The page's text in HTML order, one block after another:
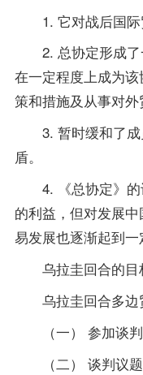
1. 它对战后国际
2. 总协定形成了
在一定程度上成为
策和措施及从事对外
3. 暂时缓和了成
盾。
4. 《总协定》的
的利益，但对发展
易发展也逐渐起到一
乌拉圭回合的目
乌拉圭回合多边
（一） 参加谈判
（二） 谈判议题